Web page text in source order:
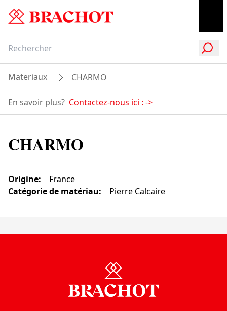
Materiaux CHARMO
En savoir plus? Contactez-nous ici : ->
CHARMO
Origine:
France
Catégorie de matériau: Pierre Calcaire